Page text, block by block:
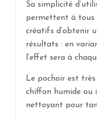
Sa simplicité
permettent à tous
créatifs d’obtenir
résultats : en
l’effet sera à
Le pochoir est
chiffon humide ou
nettoyant pour